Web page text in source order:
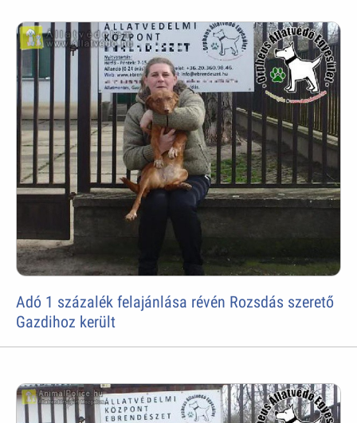
Adó 1 százalék felajánlása révén Rozsdás szerető
Gazdihoz került